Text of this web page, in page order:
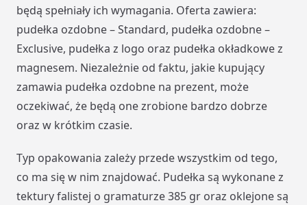
będą spełniały ich wymagania. Oferta zawiera:
pudełka ozdobne – Standard, pudełka ozdobne –
Exclusive, pudełka z logo oraz pudełka okładkowe z
magnesem. Niezależnie od faktu, jakie kupujący
zamawia pudełka ozdobne na prezent, może
oczekiwać, że będą one zrobione bardzo dobrze
oraz w krótkim czasie.
Typ opakowania zależy przede wszystkim od tego,
co ma się w nim znajdować. Pudełka są wykonane z
tektury falistej o gramaturze 385 gr oraz oklejone są